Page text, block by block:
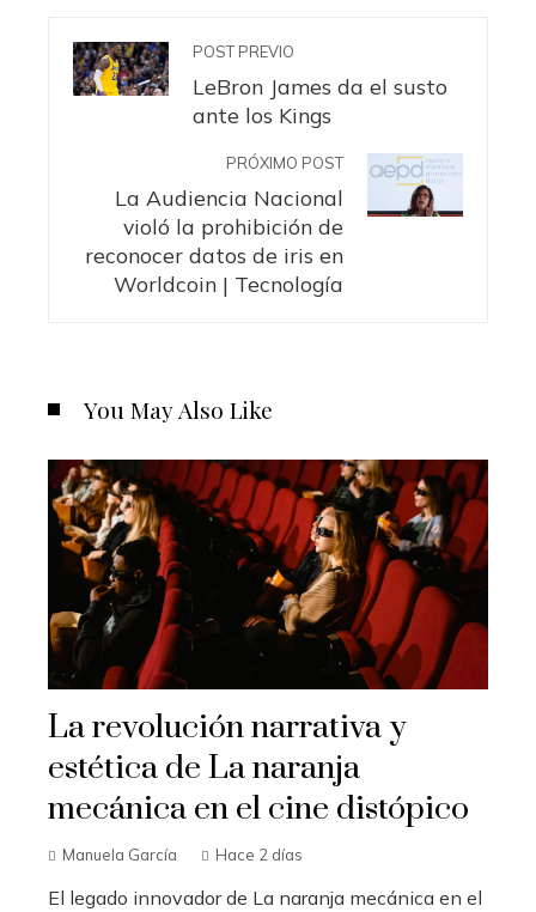
POST PREVIO
LeBron James da el susto
ante los Kings
PRÓXIMO POST
La Audiencia Nacional
violó la prohibición de
reconocer datos de iris en
Worldcoin | Tecnología
You May Also Like
La revolución narrativa y
estética de La naranja
mecánica en el cine distópico
Manuela García Hace 2 días
El legado innovador de La naranja mecánica en el